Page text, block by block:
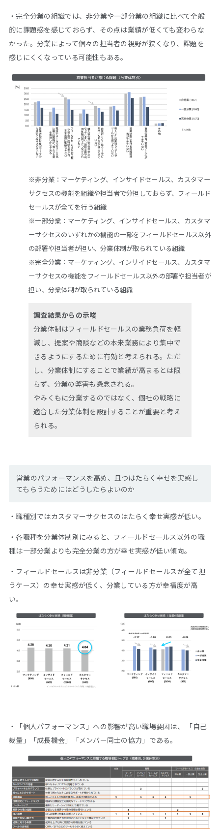
・完全分業の組織では、非分業や一部分業の組織に比べて全般
的に課題感を感じておらず、その点は業績が低くても変わらな
かった。分業によって個々の担当者の視野が狭くなり、課題を
感じにくくなっている可能性もある。
※非分業：マーケティング、インサイドセールス、カスタマー
サクセスの機能を組織や担当者で分担しておらず、フィールド
セールスが全てを行う組織
※一部分業：マーケティング、インサイドセールス、カスタマ
ーサクセスのいずれかの機能の一部をフィールドセールス以外
の部署や担当者が担い、分業体制が取られている組織
※完全分業：マーケティング、インサイドセールス、カスタマ
ーサクセスの機能をフィールドセールス以外の部署や担当者が
担い、分業体制が取られている組織
調査結果からの示唆
分業体制はフィールドセールスの業務負荷を軽
減し、提案や商談などの本来業務により集中で
きるようにするために有効と考えられる。ただ
し、分業体制にすることで業績が高まるとは限
らず、分業の弊害も懸念される。
やみくもに分業するのではなく、個社の戦略に
適合した分業体制を設計することが重要と考え
られる。
営業のパフォーマンスを高め、且つはたらく幸せを実感し
てもらうためにはどうしたらよいのか
・職種別ではカスタマーサクセスのはたらく幸せ実感が低い。
・各職種を分業体制別にみると、フィールドセールス以外の職
種は一部分業よりも完全分業の方が幸せ実感が低い傾向。
・フィールドセールスは非分業（フィールドセールスが全て担
うケース）の幸せ実感が低く、分業している方が幸福度が高
い。
・「個人パフォーマンス」への影響が高い職場要因は、 「自己
裁量」「成長機会」「メンバー同士の協力」である。